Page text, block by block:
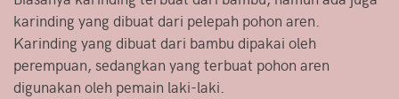
karinding yang dibuat dari pelepah pohon aren.
Karinding yang dibuat dari bambu dipakai oleh
perempuan, sedangkan yang terbuat pohon aren
digunakan oleh pemain laki-laki.